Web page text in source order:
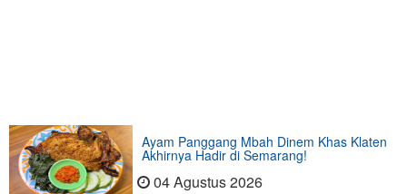
Ayam Panggang Mbah Dinem Khas Klaten
Akhirnya Hadir di Semarang!
04 Agustus 2026